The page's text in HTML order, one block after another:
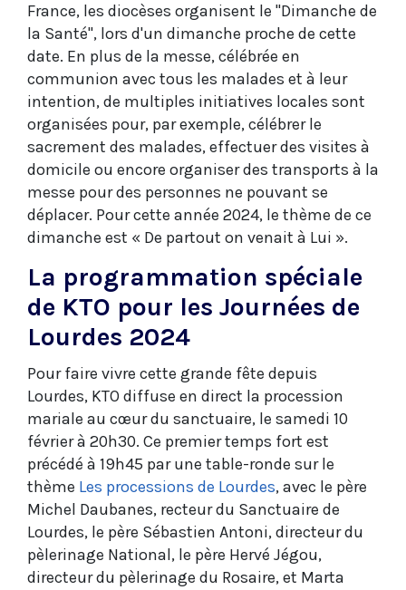
France, les diocèses organisent le "Dimanche de
la Santé", lors d'un dimanche proche de cette
date. En plus de la messe, célébrée en
communion avec tous les malades et à leur
intention, de multiples initiatives locales sont
organisées pour, par exemple, célébrer le
sacrement des malades, effectuer des visites à
domicile ou encore organiser des transports à la
messe pour des personnes ne pouvant se
déplacer. Pour cette année 2024, le thème de ce
dimanche est « De partout on venait à Lui ».
La programmation spéciale
de KTO pour les Journées de
Lourdes 2024
Pour faire vivre cette grande fête depuis
Lourdes, KTO diffuse en direct la procession
mariale au cœur du sanctuaire, le samedi 10
février à 20h30. Ce premier temps fort est
précédé à 19h45 par une table-ronde sur le
thème Les processions de Lourdes, avec le père
Michel Daubanes, recteur du Sanctuaire de
Lourdes, le père Sébastien Antoni, directeur du
pèlerinage National, le père Hervé Jégou,
directeur du pèlerinage du Rosaire, et Marta